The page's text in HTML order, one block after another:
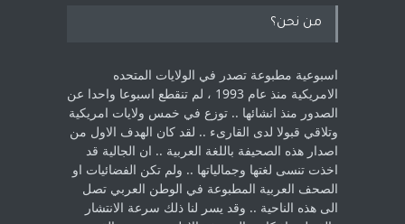
من نحن؟
اسبوعية مطبوعة تصدر في الولايات المتحده
الامريكية منذ عام 1993 ، لم ‏تنقطع اسبوعا واحدا عن
الصدور منذ انشائها .. توزع في خمس ولايات امريكية
‏وتلاقي قبولا لدى القارىء ..‏ لقد كان الهدف الاول من
اصدار هذه الصحيفة باللغة العربية .. ان الجالية قد
اخذت ‏تنسى لغتها وجمالياتها .. ولم تكن الفضائيات او
الصحف العربية المطبوعة في الوطن ‏العربي تصل
الى هذه الناحية .. وقد يسر لنا ذلك سرعة الانتشار